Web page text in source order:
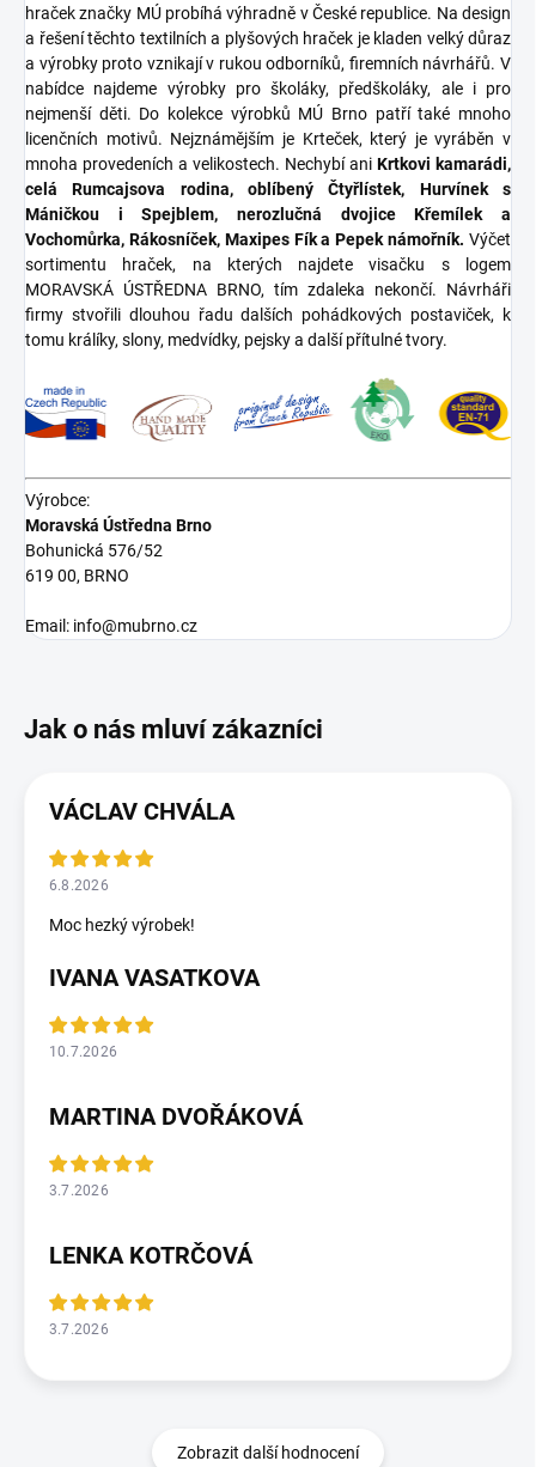
hraček značky MÚ probíhá výhradně v České republice. Na design
a řešení těchto textilních a plyšových hraček je kladen velký důraz
a výrobky proto vznikají v rukou odborníků, firemních návrhářů. V
nabídce najdeme výrobky pro školáky, předškoláky, ale i pro
nejmenší děti. Do kolekce výrobků MÚ Brno patří také mnoho
licenčních motivů. Nejznámějším je Krteček, který je vyráběn v
mnoha provedeních a velikostech. Nechybí ani Krtkovi kamarádi,
celá Rumcajsova rodina, oblíbený Čtyřlístek, Hurvínek s
Máničkou i Spejblem, nerozlučná dvojice Křemílek a
Vochomůrka, Rákosníček, Maxipes Fík a Pepek námořník. Výčet
sortimentu hraček, na kterých najdete visačku s logem
MORAVSKÁ ÚSTŘEDNA BRNO, tím zdaleka nekončí. Návrháři
firmy stvořili dlouhou řadu dalších pohádkových postaviček, k
tomu králíky, slony, medvídky, pejsky a další přítulné tvory.
Výrobce:
Moravská Ústředna Brno
Bohunická 576/52
619 00, BRNO
Email: info@mubrno.cz
VÁCLAV CHVÁLA
6.8.2026
Moc hezký výrobek!
IVANA VASATKOVA
10.7.2026
MARTINA DVOŘÁKOVÁ
3.7.2026
LENKA KOTRČOVÁ
3.7.2026
Zobrazit další hodnocení